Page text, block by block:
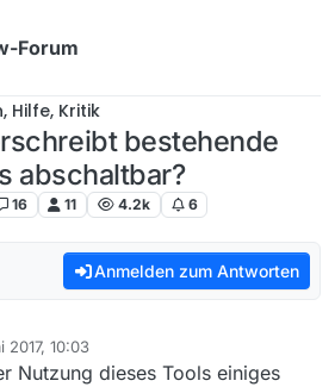
Forum
Hilfe, Kritik
bestehende
abschaltbar?
16 11 4.2k 6
Anmelden zum Antworten
2017, 10:03
Nutzung dieses Tools einiges